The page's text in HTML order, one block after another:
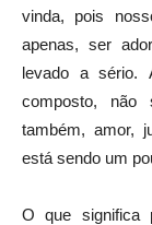
vinda, pois
apenas, ser
levado a sério.
composto, não
também, amor,
está sendo um
O que significa